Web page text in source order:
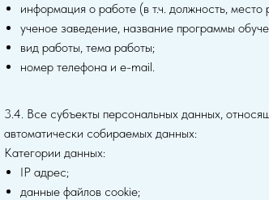
информация о работе (в т.ч. должность, место
ученое заведение, название программы
вид работы, тема работы;
номер телефона и e-mail.
3.4. Все субъекты персональных данных,
автоматически собираемых данных:
Категории данных:
IP адрес;
данные файлов cookie;